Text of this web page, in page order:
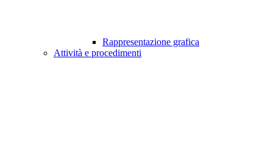
Rappresentazione grafica
Attività e procedimenti